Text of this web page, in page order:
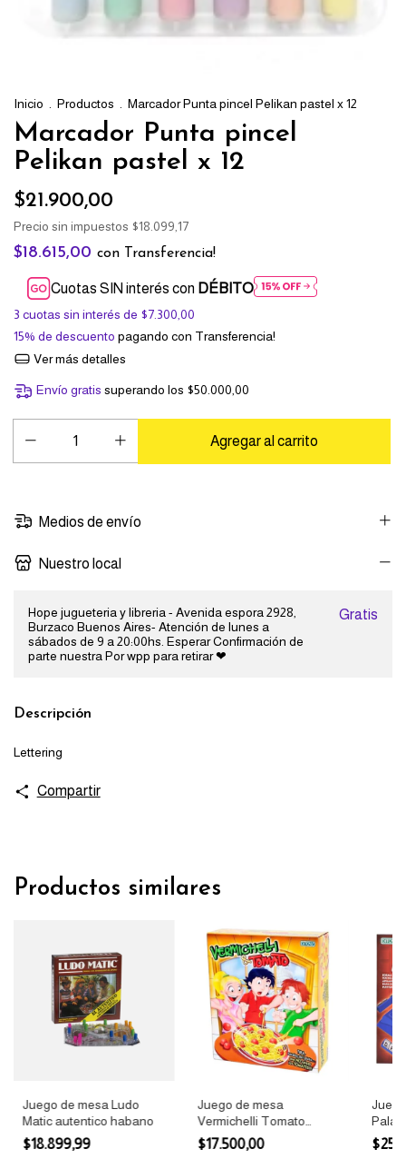
Inicio . Productos . Marcador Punta pincel Pelikan pastel x 12
Marcador Punta pincel
Pelikan pastel x 12
$21.900,00
Precio sin impuestos $18.099,17
$18.615,00 con Transferencia!
Cuotas SIN interés con DÉBITO
3 cuotas sin interés de $7.300,00
15% de descuento pagando con Transferencia!
Ver más detalles
Envío gratis superando los $50.000,00
Medios de envío
Nuestro local
Hope jugueteria y libreria - Avenida espora 2928,
Burzaco Buenos Aires- Atención de lunes a
sábados de 9 a 20:00hs. Esperar Confirmación de
parte nuestra Por wpp para retirar ❤
Gratis
Descripción
Lettering
Compartir
Productos similares
Juego de mesa Ludo
Matic autentico habano
$18.899,99
Juego de mesa
Vermichelli Tomato
Ditoys
$17.500,00